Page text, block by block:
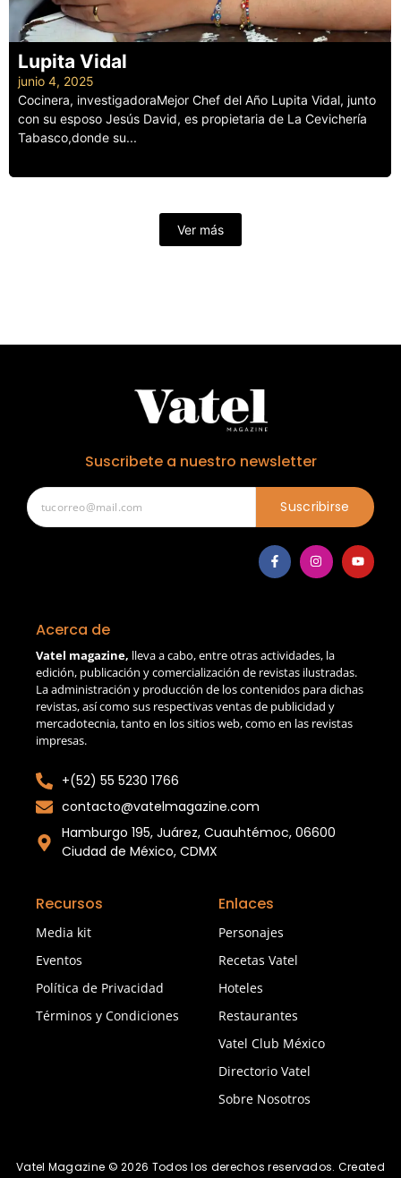
Lupita Vidal
junio 4, 2025
Cocinera, investigadoraMejor Chef del Año Lupita Vidal, junto
con su esposo Jesús David, es propietaria de La Cevichería
Tabasco,donde su...
Ver más
Suscribete a nuestro newsletter
Suscribirse
Acerca de
Vatel magazine, lleva a cabo, entre otras actividades, la
edición, publicación y comercialización de revistas ilustradas.
La administración y producción de los contenidos para dichas
revistas, así como sus respectivas ventas de publicidad y
mercadotecnia, tanto en los sitios web, como en las revistas
impresas.
+(52) 55 5230 1766
contacto@vatelmagazine.com
Hamburgo 195, Juárez, Cuauhtémoc, 06600
Ciudad de México, CDMX
Recursos
Media kit
Eventos
Política de Privacidad
Términos y Condiciones
Enlaces
Personajes
Recetas Vatel
Hoteles
Restaurantes
Vatel Club México
Directorio Vatel
Sobre Nosotros
Vatel Magazine © 2026 Todos los derechos reservados. Created